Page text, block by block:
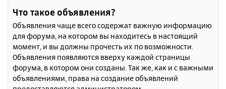
Что такое объявления?
Объявления чаще всего содержат важную информацию
для форума, на котором вы находитесь в настоящий
момент, и вы должны прочесть их по возможности.
Объявления появляются вверху каждой страницы
форума, в котором они созданы. Так же, как и с важными
объявлениями, права на создание объявлений